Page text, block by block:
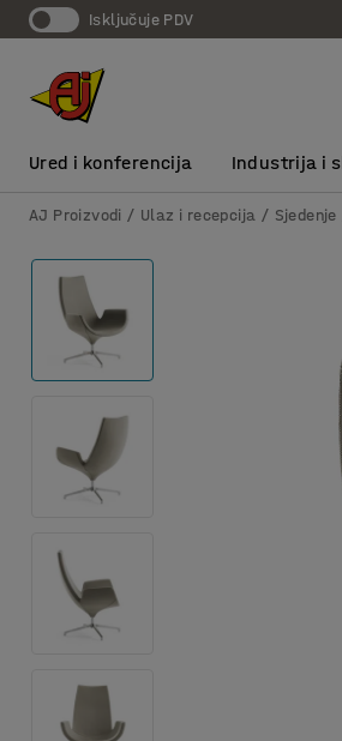
Isključuje PDV
Ured i konferencija Industrija i
AJ Proizvodi Ulaz i recepcija Sjedenje